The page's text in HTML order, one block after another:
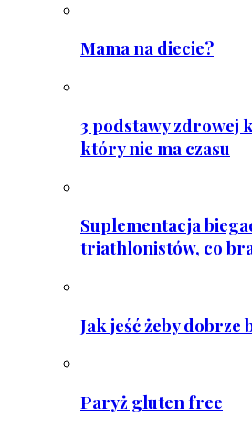
Mama na diecie?
3 podstawy zdrowej
który nie ma czasu
Suplementacja
triathlonistów, co
Jak jeść żeby dobrze
Paryż gluten free